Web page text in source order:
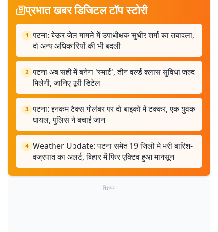
प्रभात खबर डिजिटल टॉप स्टोरी
1 पटना: बेऊर जेल मामले में उपाधीक्षक सुधीर शर्मा का तबादला,
दो अन्य अधिकारियों की भी बदली
2 पटना अब सही में बनेगा 'स्मार्ट', तीन वर्ल्ड क्लास सुविधा जल्द
मिलेगी, जानिए पूरी डिटेल
3 पटना: इनकम टैक्स गोलंबर पर दो बाइकों में टक्कर, एक युवक
घायल, पुलिस ने बचाई जान
4 Weather Update: पटना समेत 19 जिलों में भरी बारिश-
वज्रपात का अलर्ट, बिहार में फिर एक्टिव हुआ मानसून
विज्ञापन